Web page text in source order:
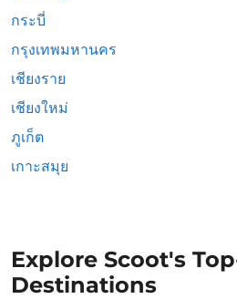
กระบี่
กรุงเทพมหานคร
เชียงราย
เชียงใหม่
ภูเก็ต
เกาะสมุย
Explore Scoot's
Destinations